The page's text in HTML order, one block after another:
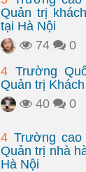
Quản trị
tại Hà Nội
74
0
4 Trường
Quản trị
40
0
4 Trường
Quản trị nhà
Hà Nội